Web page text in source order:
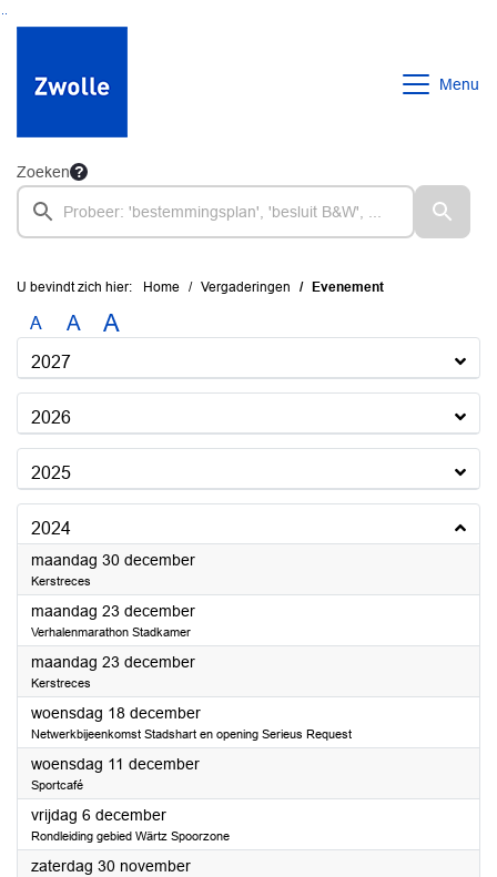
Ga naar de inhoud van deze pagina
Ga naar het zoeken
Ga naar het menu
Menu
Zoeken
U bevindt zich hier: Home Vergaderingen Evenement
A A A
2027
2026
2025
2024
maandag 30 december2024
Kerstreces
maandag 23 december2024
Verhalenmarathon Stadkamer
maandag 23 december2024
Kerstreces
woensdag 18 december2024
Netwerkbijeenkomst Stadshart en opening Serieus Request
woensdag 11 december2024
Sportcafé
vrijdag 6 december2024
Rondleiding gebied Wärtz Spoorzone
zaterdag 30 november2024